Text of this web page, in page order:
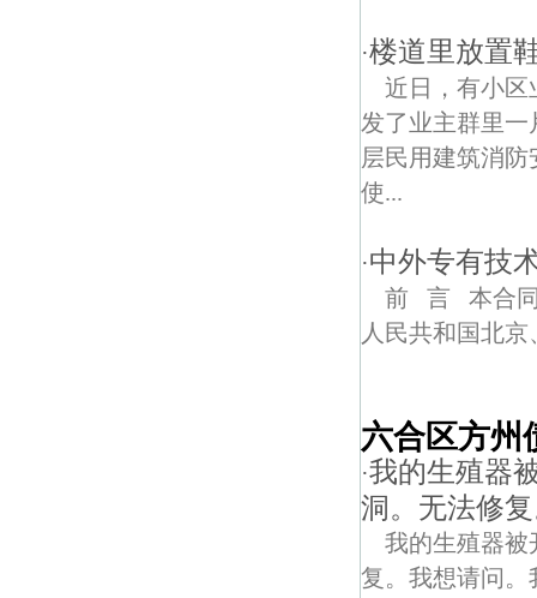
·楼道里放置
近日，有小区
发了业主群里
层民用建筑消
使...
·中外专有技
前 言 本合同
人民共和国北京
六合区方州
·我的生殖器
洞。无法修
我的生殖器被
复。我想请问。